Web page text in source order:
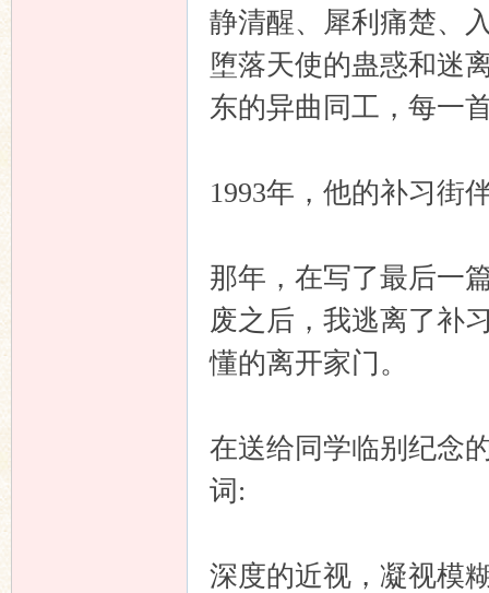
静清醒、犀利痛楚、
堕落天使的蛊惑和迷
东的异曲同工，每一
1993年，他的补习街
那年，在写了最后一
废之后，我逃离了补
懂的离开家门。
在送给同学临别纪念
词:
深度的近视，凝视模